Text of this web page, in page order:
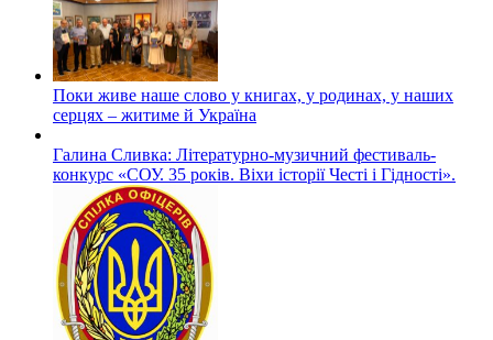
Поки живе наше слово у книгах, у родинах, у наших
серцях – житиме й Україна
Галина Сливка: Літературно-музичний фестиваль-
конкурс «СОУ. 35 років. Віхи історії Честі і Гідності».